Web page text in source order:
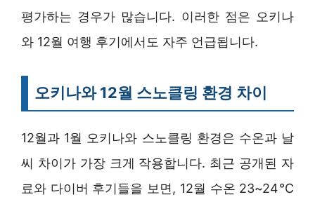
평가하는 경우가 많습니다. 이러한 점은 오키나
와 12월 여행 후기에서도 자주 언급됩니다.
오키나와 12월 스노클링 환경 차이
12월과 1월 오키나와 스노클링 환경은 수온과 날
씨 차이가 가장 크게 작용합니다. 최근 공개된 자
료와 다이버 후기들을 보면, 12월 수온 23~24℃